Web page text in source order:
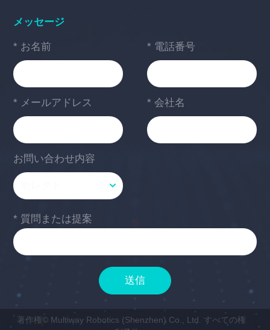
メッセージ
* お名前 * 電話番号
* メールアドレス * 会社名
お問い合わせ内容
* 質問または提案
送信
著作権© Multiway Robotics (Shenzhen) Co., Ltd. すべての権